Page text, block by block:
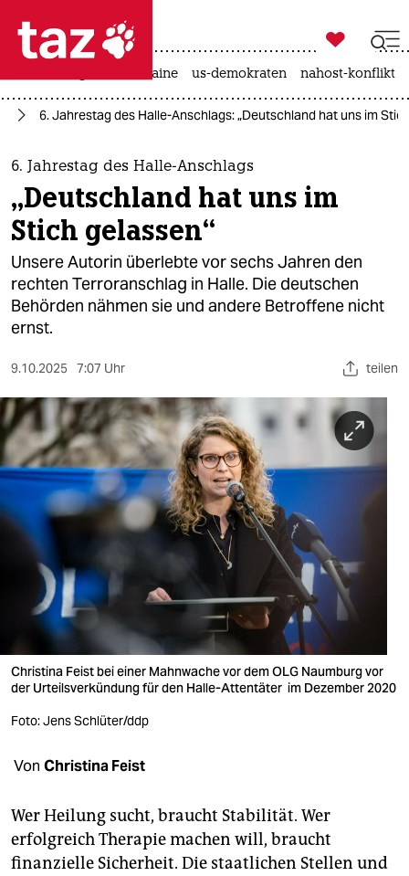
 taz zahl ich
taz zahl ich
themen
politik
öko
gesellschaft
kultur
sport
berlin
nord
wahrheit
verlag
verlag
veranstaltungen
fragen & hilfe
unterstützen
epaper login

taz zahl ich
krieg in der ukraine us-demokraten nahost-konflikt
6. Jahrestag des Halle-Anschlags: „Deutschland hat uns im
6. Jahrestag des Halle-Anschlags
„Deutschland hat uns im
Stich gelassen“
Unsere Autorin überlebte vor sechs Jahren den
rechten Terroranschlag in Halle. Die deutschen
Behörden nähmen sie und andere Betroffene nicht
ernst.
9.10.2025 7:07 Uhr teilen
Christina Feist bei einer Mahnwache vor dem OLG Naumburg vor
der Urteilsverkündung für den Halle-Attentäter im Dezember 2020
Foto: Jens Schlüter/ddp
Von Christina Feist
Wer Heilung sucht, braucht Stabilität. Wer
erfolgreich Therapie machen will, braucht
finanzielle Sicherheit. Die staatlichen Stellen und